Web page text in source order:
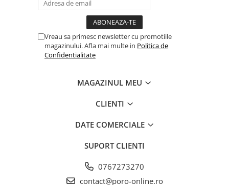
Vreau sa primesc newsletter cu promotiile
magazinului. Afla mai multe in Politica de
Confidentialitate
MAGAZINUL MEU
CLIENTI
DATE COMERCIALE
SUPORT CLIENTI
0767273270
contact@poro-online.ro